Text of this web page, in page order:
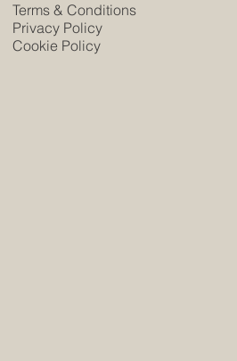
Terms & Conditions
Privacy Policy
Cookie Policy